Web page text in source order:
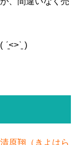
ˊ̱˂˃ˋ̱ )
清原翔（きよはら